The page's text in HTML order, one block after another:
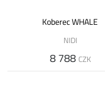
Koberec WHALE
NIDI
8 788 CZK